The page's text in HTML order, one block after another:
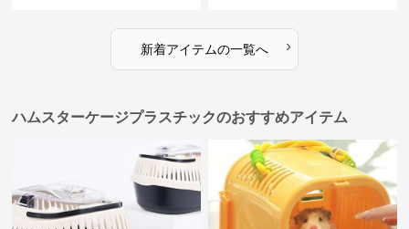
新着アイテムの一覧へ ›
ハムスターケージプラスチックのおすすめアイテム